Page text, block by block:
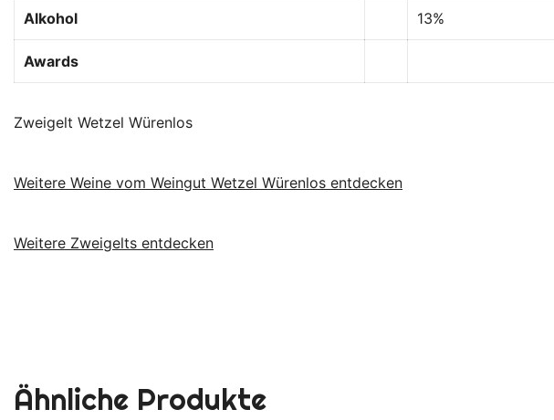
Alkohol 13%
Awards
Zweigelt Wetzel Würenlos
Weitere Weine vom Weingut Wetzel Würenlos entdecken
Weitere Zweigelts entdecken
Ähnliche Produkte